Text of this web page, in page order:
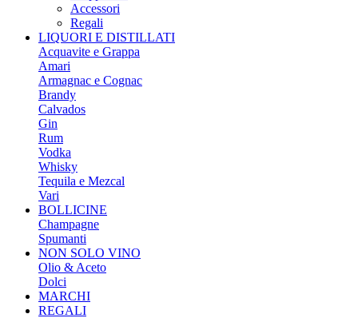
Accessori
Regali
LIQUORI E DISTILLATI
Acquavite e Grappa
Amari
Armagnac e Cognac
Brandy
Calvados
Gin
Rum
Vodka
Whisky
Tequila e Mezcal
Vari
BOLLICINE
Champagne
Spumanti
NON SOLO VINO
Olio & Aceto
Dolci
MARCHI
REGALI